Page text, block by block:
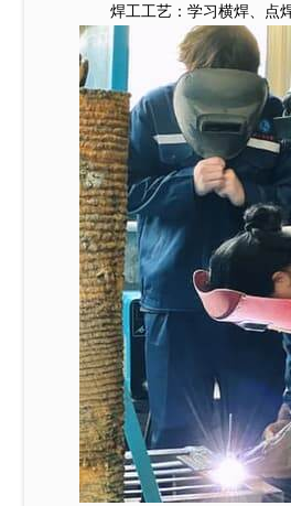
焊工工艺：学习横焊、点焊